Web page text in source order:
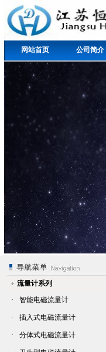
网站首页 公司简介
流量计系列
·
智能电磁流量计
· 插入式电磁流量计
· 分体式电磁流量计